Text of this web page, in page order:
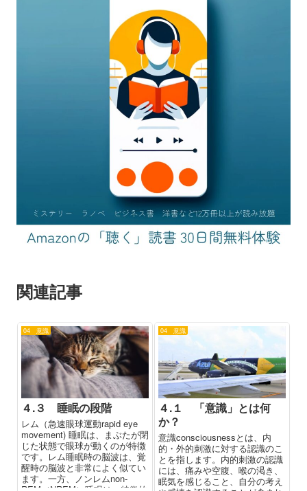
関連記事
04 意識
４.３ 睡眠の段階
レム（急速眼球運動rapid eye
movement) 睡眠は、まぶたが閉
じた状態で眼球が動くのが特徴
です。レム睡眠時の脳波は、覚
醒時の脳波と非常によく似てい
ます。一方、ノンレムnon-
04 意識
４.１ 「意識」とは何
か？
意識consciousnessとは、内
的・外的刺激に対する認識のこ
とを指します。内的刺激の認識
には、痛みや空腹、喉の渇き、
眠気を感じること、自分の考え